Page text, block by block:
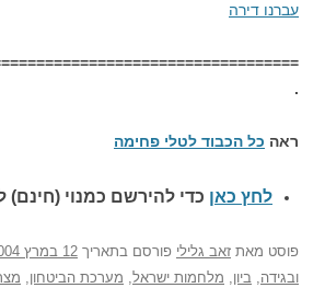
עברנו דירה
.
ראה כל הכבוד לטלי פחימה
לחץ כאן כדי להירשם כמנוי (חינם)
פוסט מאת זאב גלילי פורסם בתאריך 12 במרץ 2004
ובגידה, ביון, מלחמות ישראל, מערכת הביטחון,